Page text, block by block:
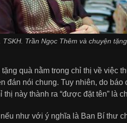
TSKH. Trần Ngọc Thêm và chuyện
quà nằm trong chỉ thị về việc
đán nói chung. Tuy nhiên, do báo
này thành ra “được đặt tên” là
như với ý nghĩa là Ban Bí thư